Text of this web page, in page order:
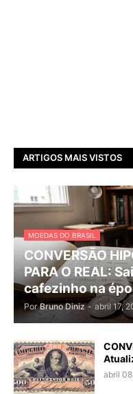
ARTIGOS MAIS VISTOS
MOEDAS DO BRASIL
CONVERSÃO
PARA O REAL:
cafezinho na
Por Bruno Diniz - abril 17,
abril